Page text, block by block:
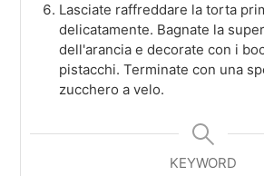
Lasciate raffreddare la torta
delicatamente. Bagnate la
dell'arancia e decorate con i
pistacchi. Terminate con una
zucchero a velo.
KEYWORD